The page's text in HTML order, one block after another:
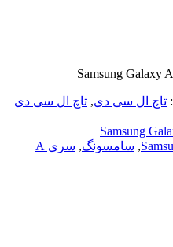
Samsung
ال سی دی,تاچ ال سی دی
Samsung
,سامسونگ,سری A